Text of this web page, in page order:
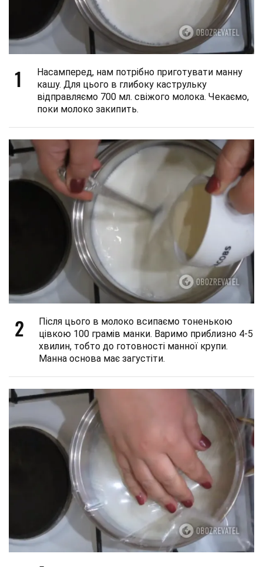
1
Насамперед, нам потрібно приготувати манну
кашу. Для цього в глибоку каструльку
відправляємо 700 мл. свіжого молока. Чекаємо,
поки молоко закипить.
2
Після цього в молоко всипаємо тоненькою
цівкою 100 грамів манки. Варимо приблизно 4-5
хвилин, тобто до готовності манної крупи.
Манна основа має загустіти.